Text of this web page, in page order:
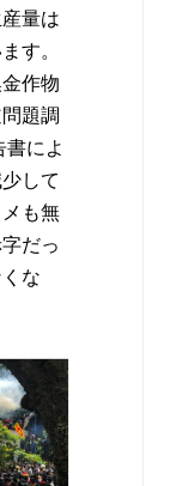
量は
す。
作物
題調
によ
して
も無
だっ
な